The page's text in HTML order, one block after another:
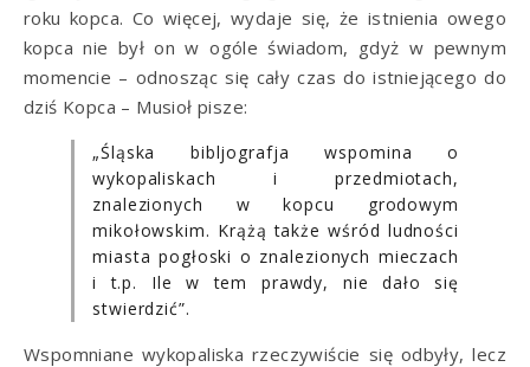
roku kopca. Co więcej, wydaje się, że istnienia owego
kopca nie był on w ogóle świadom, gdyż w pewnym
momencie – odnosząc się cały czas do istniejącego do
dziś Kopca – Musioł pisze:
„Śląska bibljografja wspomina o
wykopaliskach i przedmiotach,
znalezionych w kopcu grodowym
mikołowskim. Krążą także wśród ludności
miasta pogłoski o znalezionych mieczach
i t.p. Ile w tem prawdy, nie dało się
stwierdzić”.
Wspomniane wykopaliska rzeczywiście się odbyły, lecz